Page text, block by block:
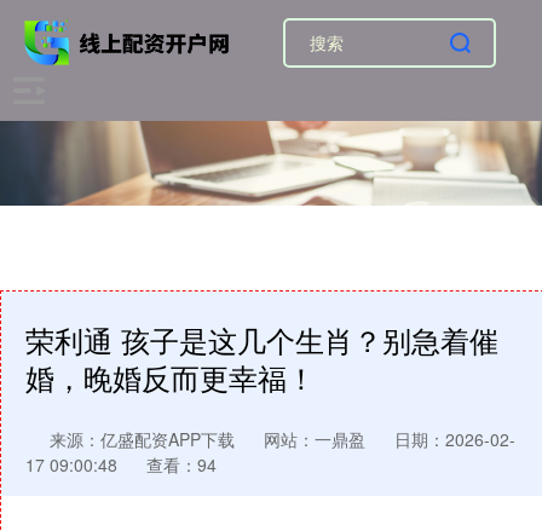
荣利通 孩子是这几个生肖？别急着催
婚，晚婚反而更幸福！
来源：亿盛配资APP下载 网站：一鼎盈
日期：2026-02-
17 09:00:48
查看：94